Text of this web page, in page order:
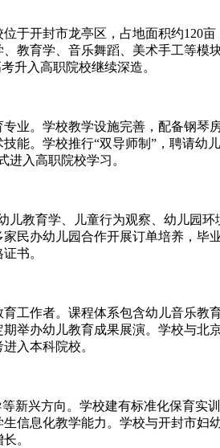
于开封市龙亭区，占地面积约120
教育学、音乐舞蹈、美术手工等
升入高职院校继续深造。
业。学校教学设施完善，配备钢
能。学校推行“双导师制”，聘请
进入高职院校学习。
教育学、儿童行为观察、幼儿园
民办幼儿园合作开展订单培养，
书。
工作者。课程体系包含幼儿音乐
举办幼儿教育成果展演。学校与
入本科院校。
新兴方向。学校建有标准化保育
信息化教学能力。学校与开封市
。